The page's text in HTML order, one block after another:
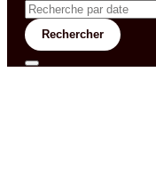
Rechercher